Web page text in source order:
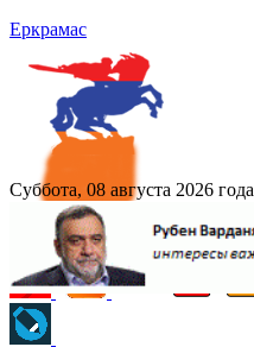
Еркрамас
Суббота, 08 августа 2026 года